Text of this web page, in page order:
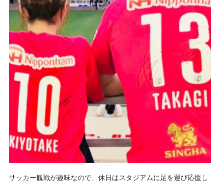
サッカー観戦が趣味なので、休日はスタジアムに足を運び応援し